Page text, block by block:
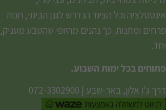
אינסטלציה וכל הציוד הנדרש לגנן הביתי, חנות
פרחים ומתנות. כך נהנים מהיופי שהטבע מעניק,
יחד.
פתוחים בכל ימות השבוע.
דרך ג'ו אלון, באר-שבע |
072-3302900